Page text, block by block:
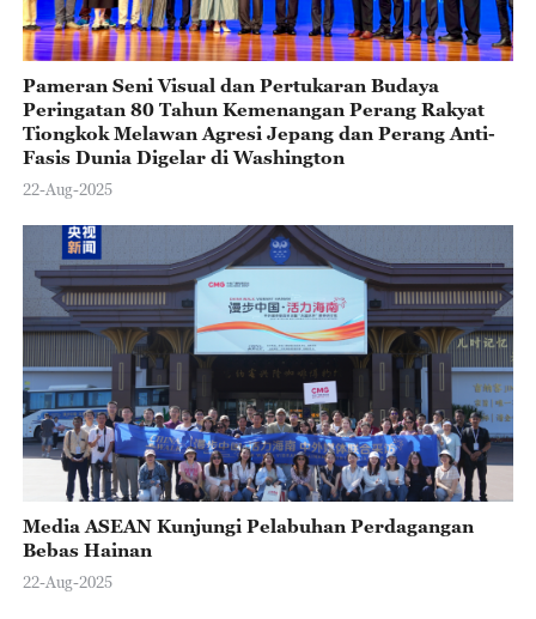
Pameran Seni Visual dan Pertukaran Budaya
Peringatan 80 Tahun Kemenangan Perang Rakyat
Tiongkok Melawan Agresi Jepang dan Perang Anti-
Fasis Dunia Digelar di Washington
22-Aug-2025
Media ASEAN Kunjungi Pelabuhan Perdagangan
Bebas Hainan
22-Aug-2025